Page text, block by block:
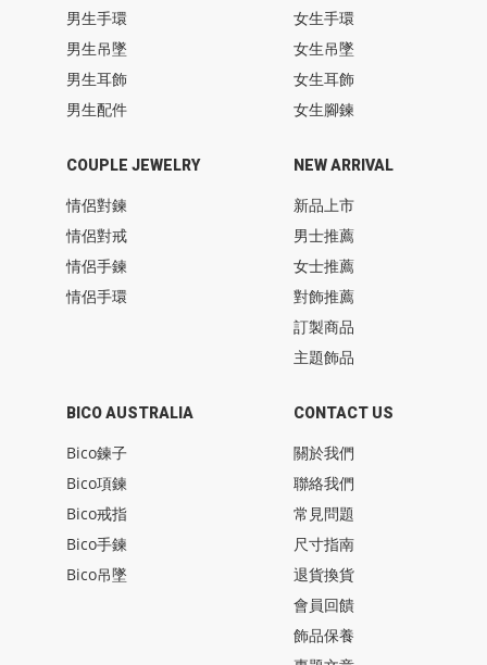
男生手環
男生吊墜
男生耳飾
男生配件
女生手環
女生吊墜
女生耳飾
女生腳鍊
COUPLE JEWELRY
情侶對鍊
情侶對戒
情侶手鍊
情侶手環
BICO AUSTRALIA
Bico鍊子
Bico項鍊
Bico戒指
Bico手鍊
Bico吊墜
NEW ARRIVAL
新品上市
男士推薦
女士推薦
對飾推薦
訂製商品
主題飾品
CONTACT US
關於我們
聯絡我們
常見問題
尺寸指南
退貨換貨
會員回饋
飾品保養